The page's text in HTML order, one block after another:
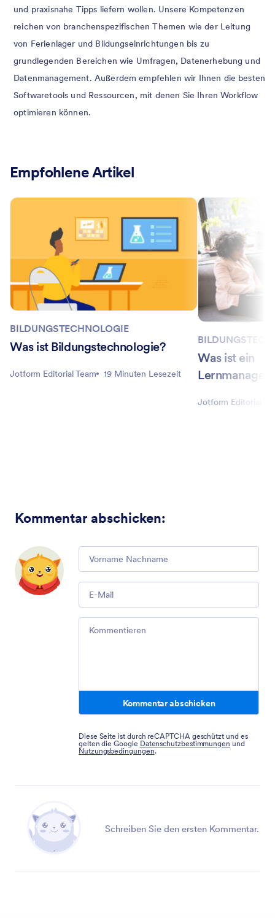
und praxisnahe Tipps liefern wollen. Unsere Kompetenzen
reichen von branchenspezifischen Themen wie der Leitung
von Ferienlager und Bildungseinrichtungen bis zu
grundlegenden Bereichen wie Umfragen, Datenerhebung und
Datenmanagement. Außerdem empfehlen wir Ihnen die besten
Softwaretools und Ressourcen, mit denen Sie Ihren Workflow
optimieren können.
Empfohlene Artikel
BILDUNGSTECHNOLOGIE
Was ist Bildungstechnologie?
Jotform Editorial Team 19 Minuten Lesezeit
Was ist ein
Jotform Editorial
Kommentar abschicken:
Kommentar abschicken
Diese Seite ist durch reCAPTCHA geschützt und es
gelten die Google Datenschutzbestimmungen und
Nutzungsbedingungen.
Schreiben Sie den ersten Kommentar.